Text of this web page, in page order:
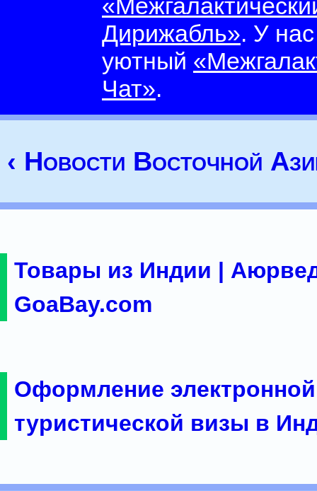
Дирижабль». У
уютный
Чат».
‹ Новости Восточной
Товары из Индии |
GoaBay.com
Оформление электронной
туристической визы в